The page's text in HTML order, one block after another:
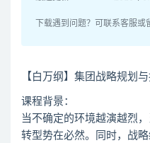
下载遇到问题？可联系客服或
【白万纲】集团战略规划
课程背景：
当不确定的环境越演越烈
转型势在必然。同时，战